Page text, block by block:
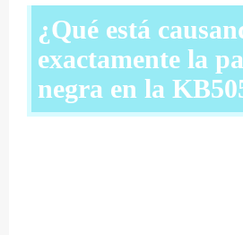
¿Qué está
exactamente la
negra en la